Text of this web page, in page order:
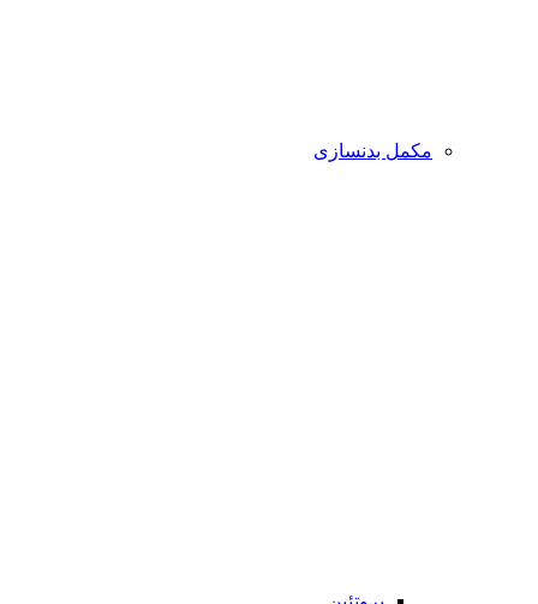
مکمل بدنسازی